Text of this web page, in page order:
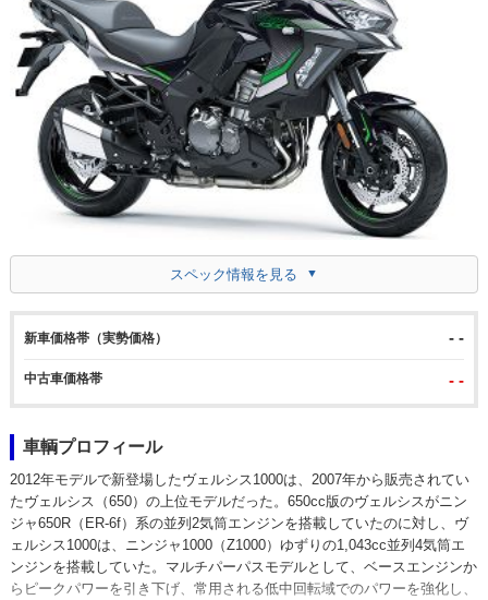
スペック情報を見る
新車価格帯（実勢価格） - -
中古車価格帯 - -
車輌プロフィール
2012年モデルで新登場したヴェルシス1000は、2007年から販売されてい
たヴェルシス（650）の上位モデルだった。650cc版のヴェルシスがニン
ジャ650R（ER-6f）系の並列2気筒エンジンを搭載していたのに対し、ヴ
ェルシス1000は、ニンジャ1000（Z1000）ゆずりの1,043cc並列4気筒エ
ンジンを搭載していた。マルチパーパスモデルとして、ベースエンジンか
らピークパワーを引き下げ、常用される低中回転域でのパワーを強化し、